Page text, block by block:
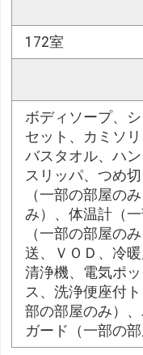
172室
ボディソープ、
セット、カミソ
バスタオル、ハ
スリッパ、つめ
（一部の部屋の
み）、体温計（
（一部の部屋の
送、ＶＯＤ、冷
清浄機、電気ポ
ス、洗浄便座付
部の部屋のみ）
ガード（一部の